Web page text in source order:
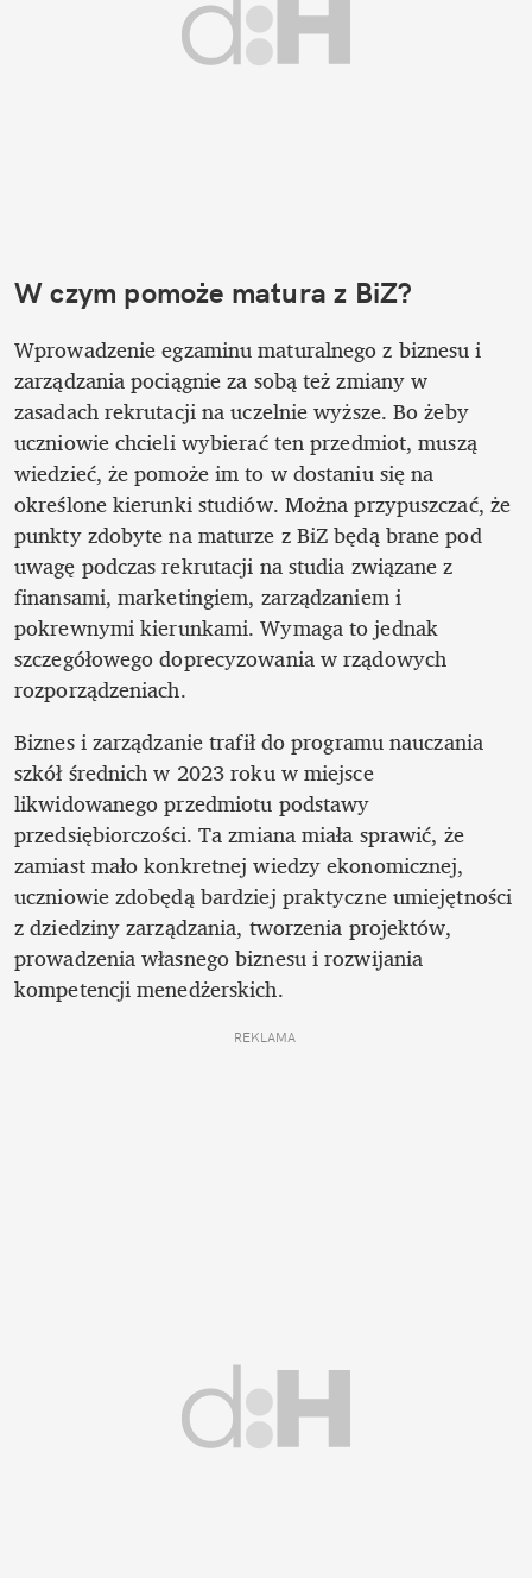
W czym pomoże matura z BiZ?
Wprowadzenie egzaminu maturalnego z biznesu i
zarządzania pociągnie za sobą też zmiany w
zasadach rekrutacji na uczelnie wyższe. Bo żeby
uczniowie chcieli wybierać ten przedmiot, muszą
wiedzieć, że pomoże im to w dostaniu się na
określone kierunki studiów. Można przypuszczać, że
punkty zdobyte na maturze z BiZ będą brane pod
uwagę podczas rekrutacji na studia związane z
finansami, marketingiem, zarządzaniem i
pokrewnymi kierunkami. Wymaga to jednak
szczegółowego doprecyzowania w rządowych
rozporządzeniach.
Biznes i zarządzanie trafił do programu nauczania
szkół średnich w 2023 roku w miejsce
likwidowanego przedmiotu podstawy
przedsiębiorczości. Ta zmiana miała sprawić, że
zamiast mało konkretnej wiedzy ekonomicznej,
uczniowie zdobędą bardziej praktyczne umiejętności
z dziedziny zarządzania, tworzenia projektów,
prowadzenia własnego biznesu i rozwijania
kompetencji menedżerskich.
REKLAMA